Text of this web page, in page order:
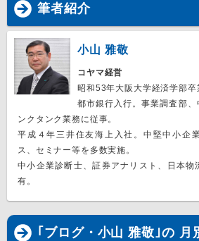
筆者紹介
小山 雅敬
コヤマ経営
昭和53年大阪大学経済学部卒
都市銀行入行。事業調査部
ンクタンク業務に従事。
平成４年三井住友海上入社。中堅中小企
ス、セミナー等を多数実施。
中小企業診断士、証券アナリスト、日本
有。
｢ブログ・小山 雅敬｣の 月